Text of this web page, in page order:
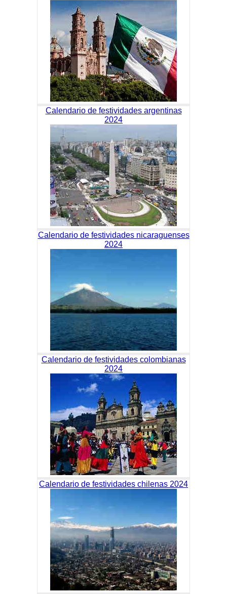
Calendario de festividades argentinas
2024
Calendario de festividades nicaraguenses
2024
Calendario de festividades colombianas
2024
Calendario de festividades chilenas 2024